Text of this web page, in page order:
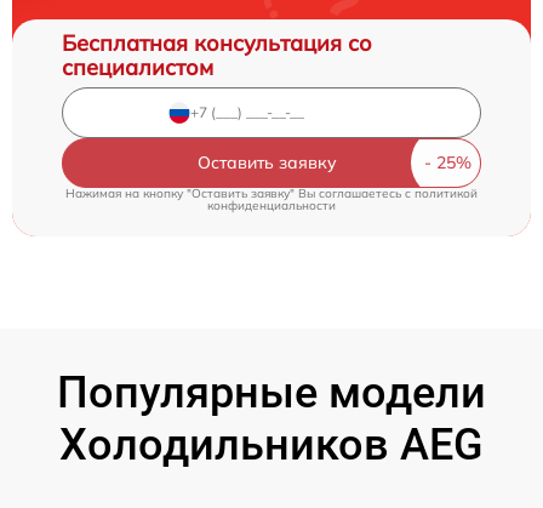
Бесплатная консультация со
специалистом
Оставить заявку
Нажимая на кнопку "Оставить заявку" Вы соглашаетесь cполитикой
конфиденциальности
Популярные модели
Холодильников AEG